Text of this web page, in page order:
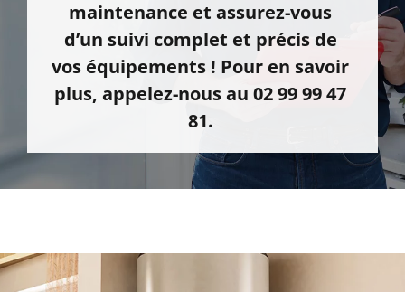
maintenance et assurez-vous
d’un suivi complet et précis de
vos équipements ! Pour en savoir
plus, appelez-nous au 02 99 99 47
81.